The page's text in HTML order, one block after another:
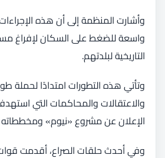
وأشارت المنظمة إلى أن هذه
واسعة للضغط على السكان لإفراغ
التاريخية لبلدتهم.
وتأتي هذه التطورات امتدادًا لحملة
والاعتقالات والمحاكمات التي
الإعلان عن مشروع «نيوم» ومخططاته